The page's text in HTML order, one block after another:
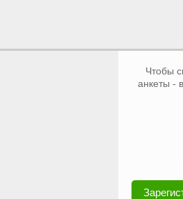
Чтобы
анкеты -